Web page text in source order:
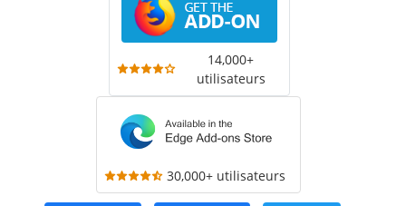
14,000+
utilisateurs
30,000+ utilisateurs